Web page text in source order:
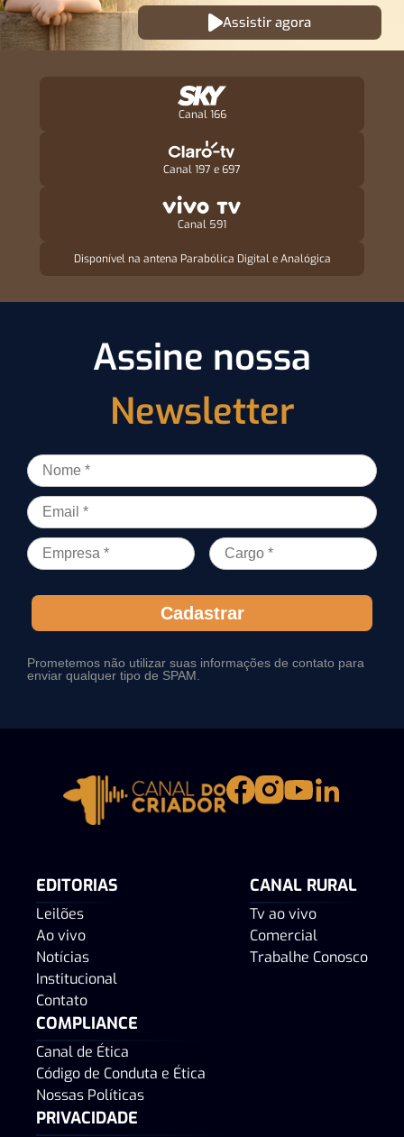
Assistir agora
Canal 166
Canal 197 e 697
Canal 591
Disponível na antena Parabólica Digital e Analógica
Assine nossa
Newsletter
Cadastrar
Prometemos não utilizar suas informações de contato para
enviar qualquer tipo de SPAM.
EDITORIAS
Leilões
Ao vivo
Notícias
Institucional
Contato
CANAL RURAL
Tv ao vivo
Comercial
Trabalhe Conosco
COMPLIANCE
Canal de Ética
Código de Conduta e Ética
Nossas Políticas
PRIVACIDADE